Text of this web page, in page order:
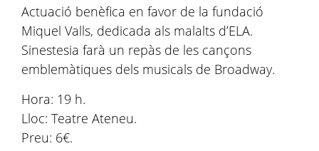
Actuació benèfica en favor de la fundació
Miquel Valls, dedicada als malalts d’ELA.
Sinestesia farà un repàs de les cançons
emblemàtiques dels musicals de Broadway.
Hora: 19 h.
Lloc: Teatre Ateneu.
Preu: 6€.